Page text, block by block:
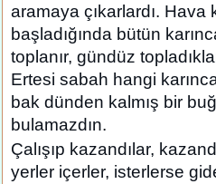
aramaya çıkarlardı. Hava
başladığında bütün
toplanır, gündüz
Ertesi sabah hangi
bak dünden kalmış bir
bulamazdın.
Çalışıp kazandılar,
yerler içerler, isterlerse